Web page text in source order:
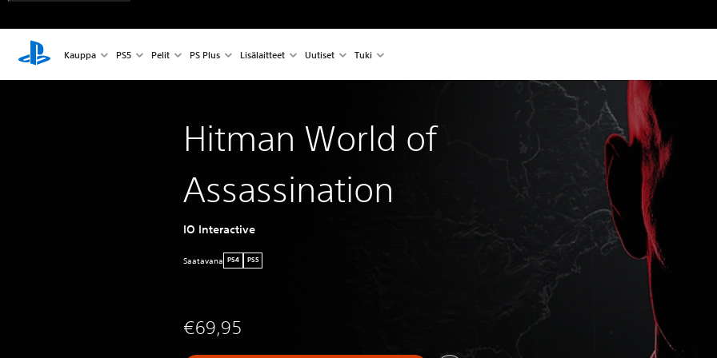
Kauppa PS5 Pelit PS Plus Lisälaitteet Uutiset Tuki
Hitman World of
Assassination
IO Interactive
Saatavana PS4 PS5
€69,95